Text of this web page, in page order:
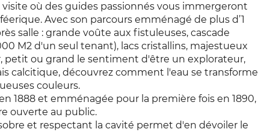
où des guides passionnés vous immergeront
Avec son parcours emménagé de plus d’1
salle : grande voûte aux fistuleuses, cascade
M2 d'un seul tenant), lacs cristallins, majestueux
petit ou grand le sentiment d'être un explorateur,
calcitique, découvrez comment l'eau se transforme
couleurs.
1888 et emménagée pour la première fois en 1890,
ouverte au public.
et respectant la cavité permet d'en dévoiler le